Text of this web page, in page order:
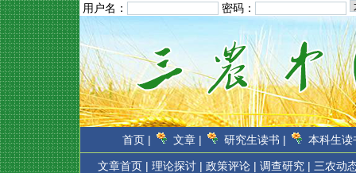
用户名： 密码：
首页 | 文章 | 研究生读书 | 本科生读
文章首页 | 理论探讨 | 政策评论 | 调查研究 | 三农动